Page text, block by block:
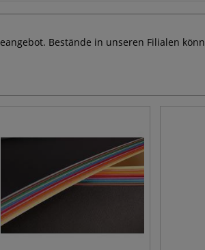
Bestände in unseren Filialen